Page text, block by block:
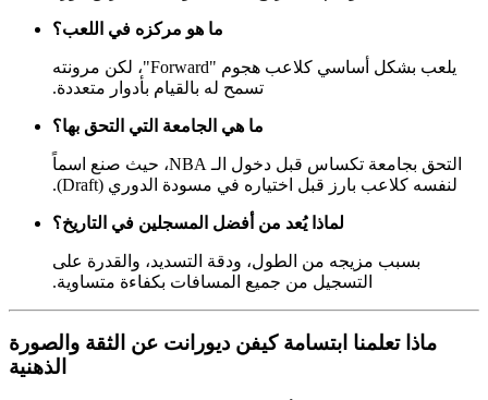
ما هو مركزه في اللعب؟
يلعب بشكل أساسي كلاعب هجوم "Forward"، لكن مرونته
تسمح له بالقيام بأدوار متعددة.
ما هي الجامعة التي التحق بها؟
التحق بجامعة تكساس قبل دخول الـ NBA، حيث صنع اسماً
لنفسه كلاعب بارز قبل اختياره في مسودة الدوري (Draft).
لماذا يُعد من أفضل المسجلين في التاريخ؟
بسبب مزيجه من الطول، ودقة التسديد، والقدرة على
التسجيل من جميع المسافات بكفاءة متساوية.
ماذا تعلمنا ابتسامة كيفن ديورانت عن الثقة والصورة
الذهنية